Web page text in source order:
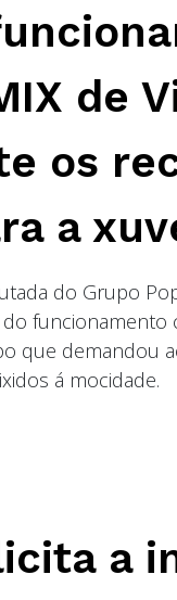
de
os
a
do Grupo
funcionamento
que
á mocidade.
a